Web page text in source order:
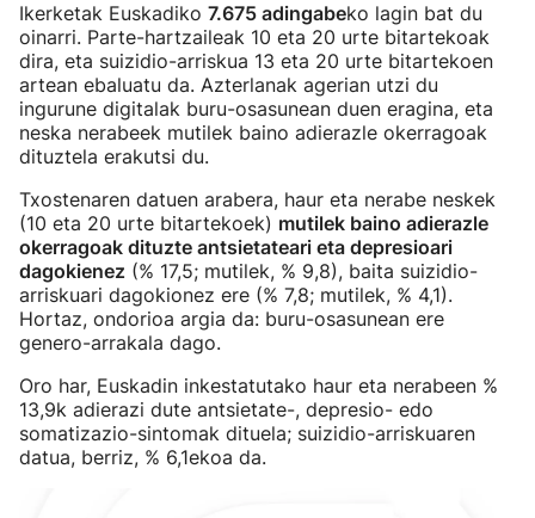
Ikerketak Euskadiko 7.675 adingabeko lagin bat du
oinarri. Parte-hartzaileak 10 eta 20 urte bitartekoak
dira, eta suizidio-arriskua 13 eta 20 urte bitartekoen
artean ebaluatu da. Azterlanak agerian utzi du
ingurune digitalak buru-osasunean duen eragina, eta
neska nerabeek mutilek baino adierazle okerragoak
dituztela erakutsi du.
Txostenaren datuen arabera, haur eta nerabe neskek
(10 eta 20 urte bitartekoek) mutilek baino adierazle
okerragoak dituzte antsietateari eta depresioari
dagokienez (% 17,5; mutilek, % 9,8), baita suizidio-
arriskuari dagokionez ere (% 7,8; mutilek, % 4,1).
Hortaz, ondorioa argia da: buru-osasunean ere
genero-arrakala dago.
Oro har, Euskadin inkestatutako haur eta nerabeen %
13,9k adierazi dute antsietate-, depresio- edo
somatizazio-sintomak dituela; suizidio-arriskuaren
datua, berriz, % 6,1ekoa da.